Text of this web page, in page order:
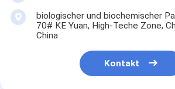
biologischer und biochemischer
70# KE Yuan, High-Teche Zone,
China
Kontakt